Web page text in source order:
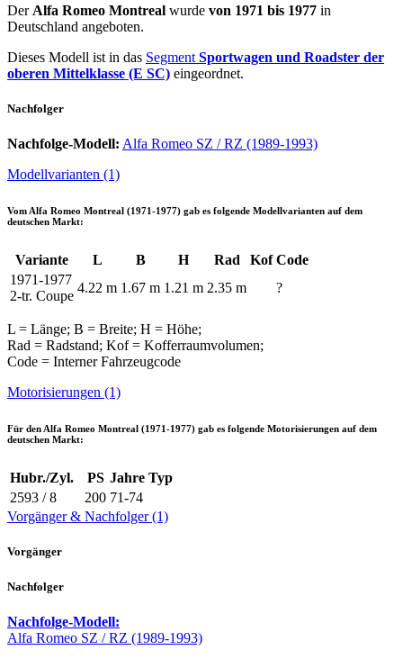
Der Alfa Romeo Montreal wurde von 1971 bis 1977 in
Deutschland angeboten.
Dieses Modell ist in das Segment Sportwagen und Roadster der
oberen Mittelklasse (E SC) eingeordnet.
Nachfolger
Nachfolge-Modell: Alfa Romeo SZ / RZ (1989-1993)
Modellvarianten (1)
Vom Alfa Romeo Montreal (1971-1977) gab es folgende Modellvarianten auf dem
deutschen Markt:
Variante L B H Rad Kof Code
1971-1977
2-tr. Coupe
4.22 m 1.67 m 1.21 m 2.35 m ?
L = Länge; B = Breite; H = Höhe;
Rad = Radstand; Kof = Kofferraumvolumen;
Code = Interner Fahrzeugcode
Motorisierungen (1)
Für den Alfa Romeo Montreal (1971-1977) gab es folgende Motorisierungen auf dem
deutschen Markt:
Hubr./Zyl. PS Jahre Typ
2593 / 8
200 71-74
Vorgänger & Nachfolger (1)
Vorgänger
Nachfolger
Nachfolge-Modell:
Alfa Romeo SZ / RZ (1989-1993)